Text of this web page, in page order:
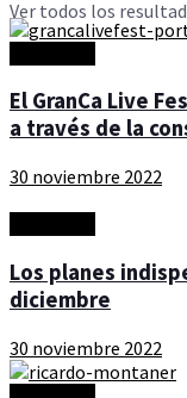
Ver todos los
El GranCa Live
a través de la
30 noviembre 2022
Los planes
diciembre
30 noviembre 2022